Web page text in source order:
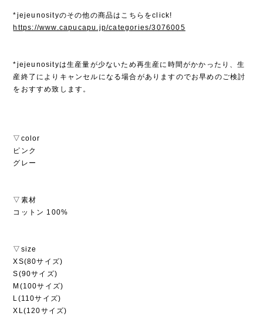
*jejeunosityのその他の商品はこちらをclick!
https://www.capucapu.jp/categories/3076005
*jejeunosityは生産量が少ないため再生産に時間がかかったり、生
産終了によりキャンセルになる場合がありますのでお早めのご検討
をおすすめ致します。
▽color
ピンク
グレー
▽素材
コットン 100%
▽size
XS(80サイズ)
S(90サイズ)
M(100サイズ)
L(110サイズ)
XL(120サイズ)